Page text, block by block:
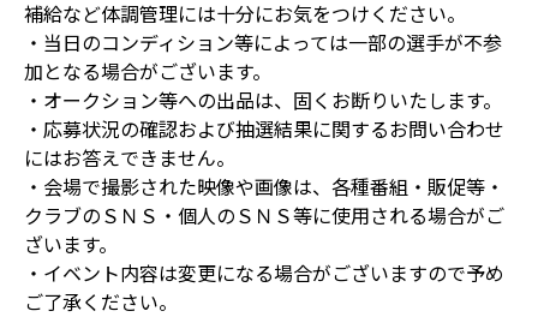
補給など体調管理には十分にお気をつけください。
・当日のコンディション等によっては一部の選手が不参
加となる場合がございます。
・オークション等への出品は、固くお断りいたします。
・応募状況の確認および抽選結果に関するお問い合わせ
にはお答えできません。
・会場で撮影された映像や画像は、各種番組・販促等・
クラブのＳＮＳ・個人のＳＮＳ等に使用される場合がご
ざいます。
・イベント内容は変更になる場合がございますので予め
ご了承ください。